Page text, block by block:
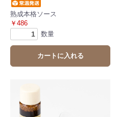
熟成本格ソース
￥486
数量
カートに入れる